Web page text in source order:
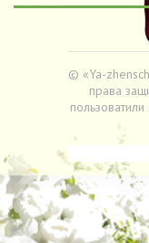
© «Ya-
права